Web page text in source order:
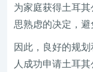
为家庭获得土耳
思熟虑的决定，避
因此，良好的规
人成功申请土耳